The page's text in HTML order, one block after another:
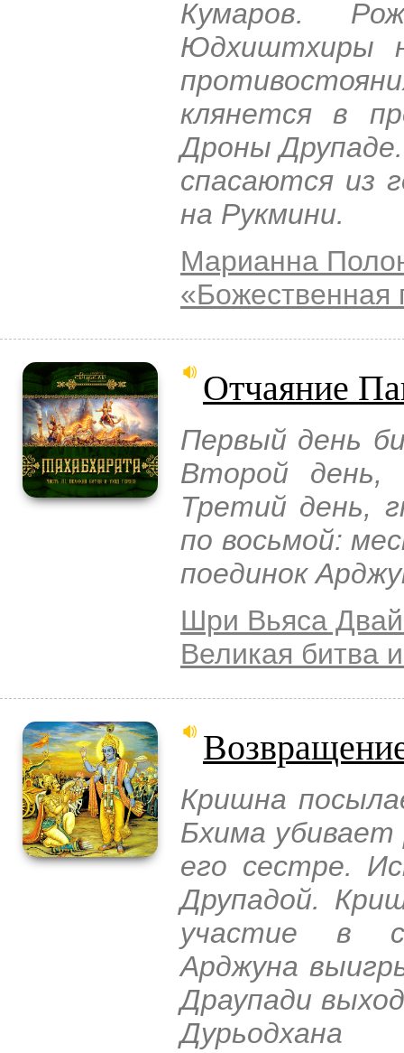
Кумаров.
Юдхиштхиры
клянется в
Дроны
спасаются из
на Рукмини.
Марианна
«Божественная
Отчаяние
Первый день
Второй день,
Третий день,
по восьмой:
поединок
Шри Вьяса
Великая битва
Кришна
Бхима
его сестре.
Друпадой.
участие в
Арджуна
Драупади